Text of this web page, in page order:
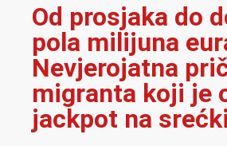
Od prosjaka do
pola milijuna
Nevjerojatna
migranta koji je
jackpot na srećki